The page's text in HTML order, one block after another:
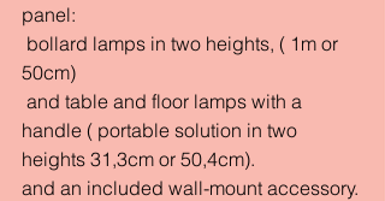
panel:
50cm)
handle ( portable solution in two
heights 31,3cm or 50,4cm).
and an included wall-mount accessory.